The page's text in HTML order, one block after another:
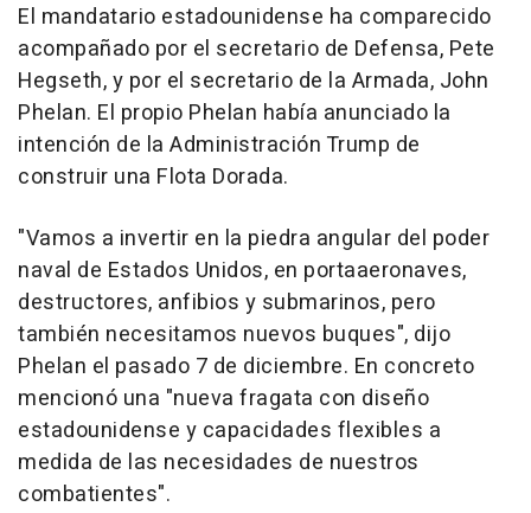
El mandatario estadounidense ha comparecido
acompañado por el secretario de Defensa, Pete
Hegseth, y por el secretario de la Armada, John
Phelan. El propio Phelan había anunciado la
intención de la Administración Trump de
construir una Flota Dorada.
"Vamos a invertir en la piedra angular del poder
naval de Estados Unidos, en portaaeronaves,
destructores, anfibios y submarinos, pero
también necesitamos nuevos buques", dijo
Phelan el pasado 7 de diciembre. En concreto
mencionó una "nueva fragata con diseño
estadounidense y capacidades flexibles a
medida de las necesidades de nuestros
combatientes".